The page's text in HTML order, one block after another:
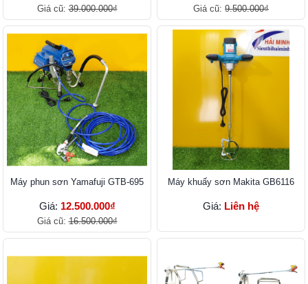
Giá cũ:39.000.000₫ Giá cũ: 9.500.000₫
Máy phun sơn Yamafuji GTB-695
Giá: 12.500.000₫
Giá cũ:16.500.000₫
Máy khuấy sơn Makita GB6116
Giá: Liên hệ